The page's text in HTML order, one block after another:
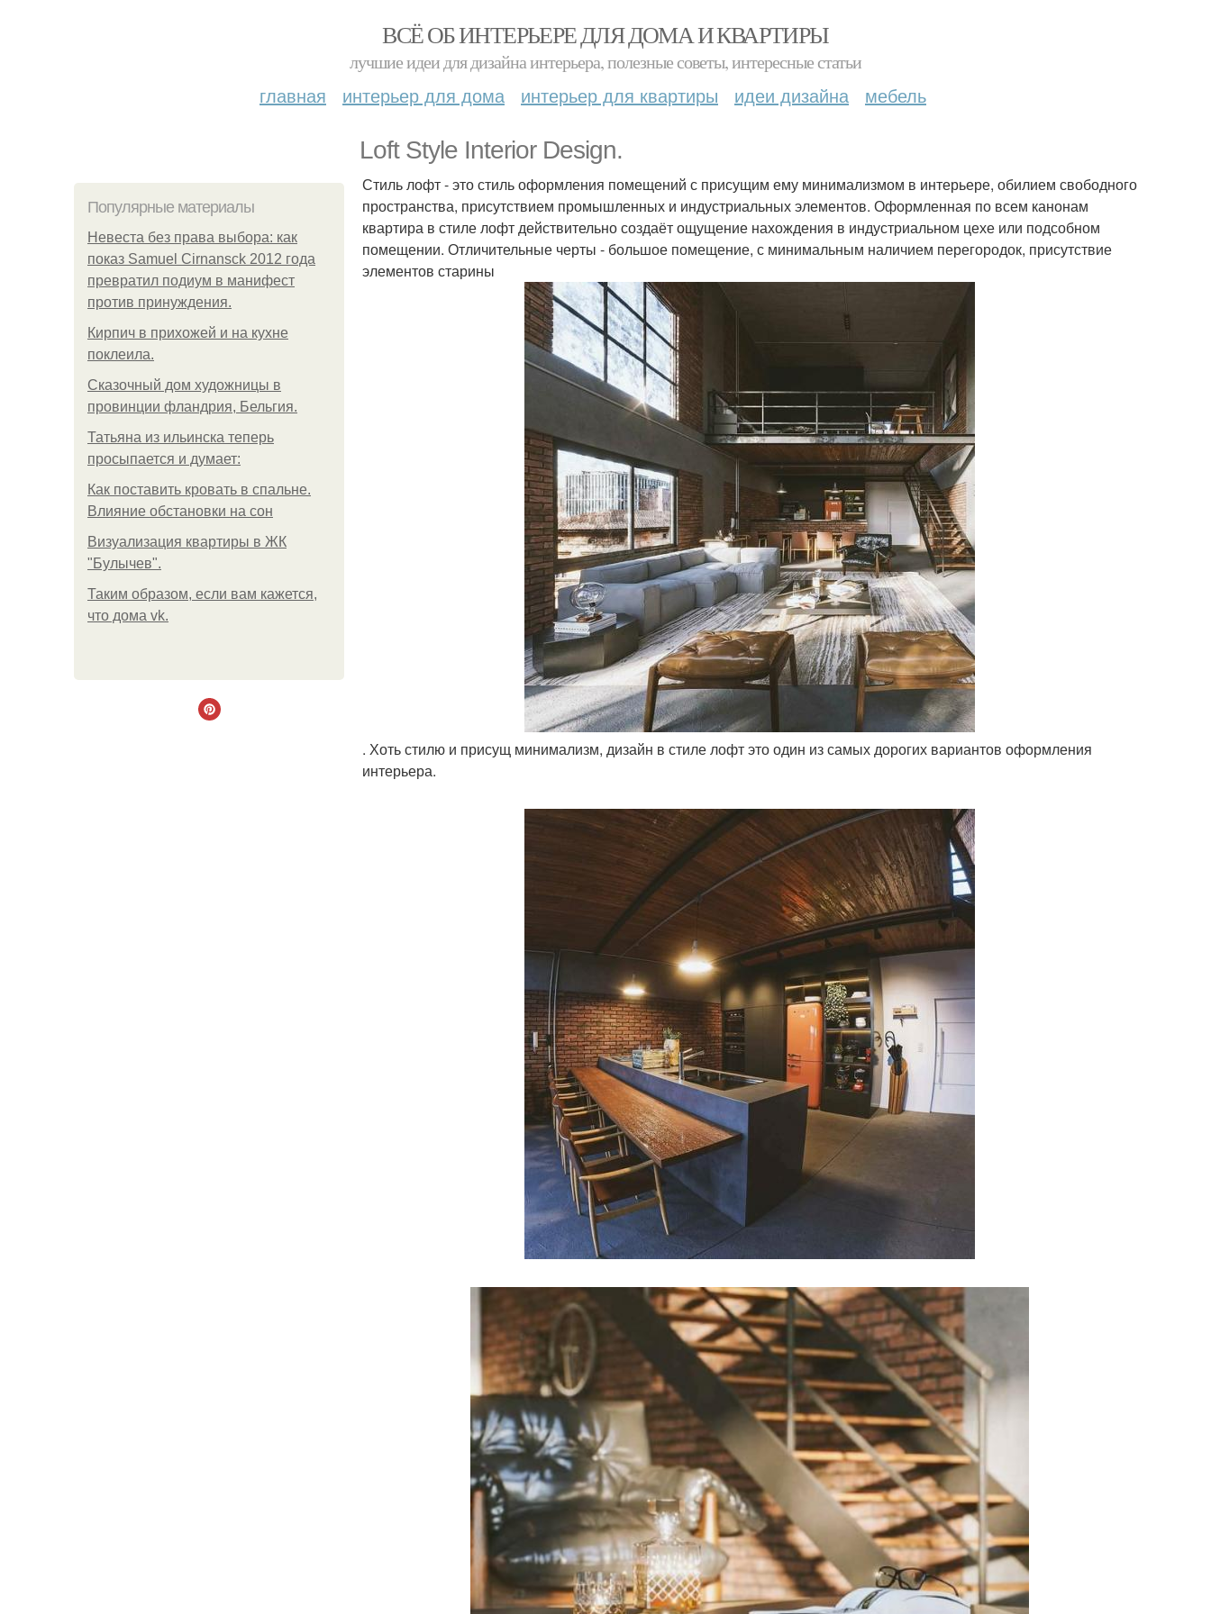
ВСЁ ОБ ИНТЕРЬЕРЕ ДЛЯ ДОМА И КВАРТИРЫ
лучшие идеи для дизайна интерьера, полезные советы, интересные статьи
главная интерьер для дома интерьер для квартиры идеи дизайна мебель
Loft Style Interior Design.
Популярные материалы
Невеста без права выбора: как
показ Samuel Cirnansck 2012 года
превратил подиум в манифест
против принуждения.
Кирпич в прихожей и на кухне
поклеила.
Сказочный дом художницы в
провинции фландрия, Бельгия.
Татьяна из ильинска теперь
просыпается и думает:
Как поставить кровать в спальне.
Влияние обстановки на сон
Визуализация квартиры в ЖК
"Булычев".
Таким образом, если вам кажется,
что дома vk.
Стиль лофт - это стиль оформления помещений с присущим ему минимализмом в интерьере, обилием свободного
пространства, присутствием промышленных и индустриальных элементов. Оформленная по всем канонам
квартира в стиле лофт действительно создаёт ощущение нахождения в индустриальном цехе или подсобном
помещении. Отличительные черты - большое помещение, с минимальным наличием перегородок, присутствие
элементов старины
. Хоть стилю и присущ минимализм, дизайн в стиле лофт это один из самых дорогих вариантов оформления
интерьера.